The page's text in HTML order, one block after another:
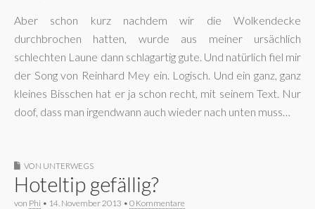
Aber schon kurz nachdem wir die Wolkendecke
durchbrochen hatten, wurde aus meiner ursächlich
schlechten Laune dann schlagartig gute. Und natürlich fiel mir
der Song von Reinhard Mey ein. Logisch. Und ein ganz, ganz
kleines Bisschen hat er ja schon recht, mit seinem Text. Nur
doof, dass man irgendwann auch wieder nach unten muss…
VON UNTERWEGS
Hoteltip gefällig?
von Phi • 14. November 2013 • 0 Kommentare